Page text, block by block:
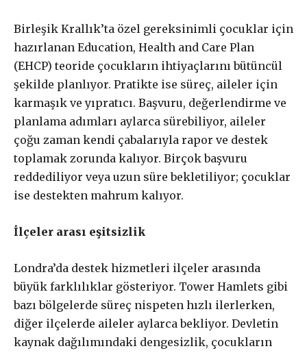
Abonelik süresi ne kadar?
Abone paketleri arasında fark var
mı?
£50 / yıllık ABONE OL
£200 / yıllık
Birleşik Krallık’ta özel gereksinimli çocuklar için
hazırlanan Education, Health and Care Plan
(EHCP) teoride çocukların ihtiyaçlarını bütüncül
şekilde planlıyor. Pratikte ise süreç, aileler için
karmaşık ve yıpratıcı. Başvuru, değerlendirme ve
planlama adımları aylarca sürebiliyor, aileler
çoğu zaman kendi çabalarıyla rapor ve destek
toplamak zorunda kalıyor. Birçok başvuru
reddediliyor veya uzun süre bekletiliyor; çocuklar
ise destekten mahrum kalıyor.
İlçeler arası eşitsizlik
Londra’da destek hizmetleri ilçeler arasında
büyük farklılıklar gösteriyor. Tower Hamlets gibi
bazı bölgelerde süreç nispeten hızlı ilerlerken,
diğer ilçelerde aileler aylarca bekliyor. Devletin
kaynak dağılımındaki dengesizlik, çocukların